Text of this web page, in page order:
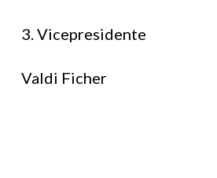
3. Vicepresidente
Valdi Ficher